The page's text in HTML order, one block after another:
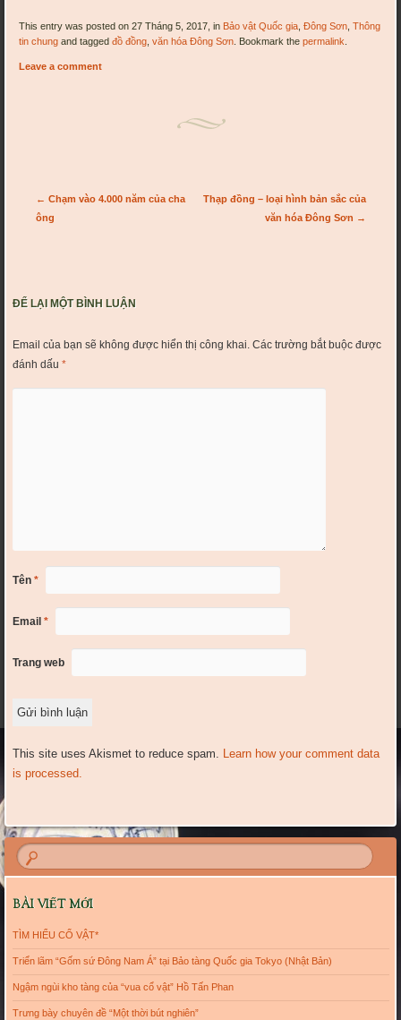
This entry was posted on 27 Tháng 5, 2017, in Bảo vật Quốc gia ,Đông Sơn ,Thông
tin chung and taggedđồ đồng ,văn hóa Đông Sơn . Bookmark thepermalink
Leave a comment
Post navigation
← Chạm vào 4.000 năm của cha
ông
Thạp đồng – loại hình bản sắc của
văn hóa Đông Sơn →
ĐỂ LẠI MỘT BÌNH LUẬN
Email của bạn sẽ không được hiển thị công khai. Các trường bắt buộc được
đánh dấu *
Tên *
Email *
Trang web
This site uses Akismet to reduce spam. Learn how your comment data
is processed.
BÀI VIẾT MỚI
TÌM HIỂU CỔ VẬT*
Triển lãm “Gốm sứ Đông Nam Á” tại Bảo tàng Quốc gia Tokyo (Nhật Bản)
Ngậm ngùi kho tàng của “vua cổ vật” Hồ Tấn Phan
Trưng bày chuyên đề “Một thời bút nghiên”